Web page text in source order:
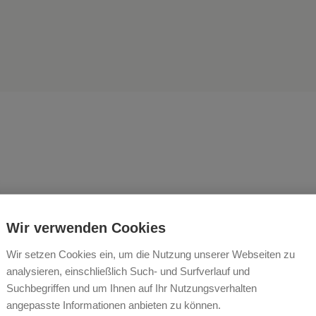
können, was man
Freiheit. Das gerne
tut, bedeutet Glück.
Wir verwenden Cookies
Wir setzen Cookies ein, um die Nutzung unserer Webseiten zu
analysieren, einschließlich Such- und Surfverlauf und
Suchbegriffen und um Ihnen auf Ihr Nutzungsverhalten
angepasste Informationen anbieten zu können.